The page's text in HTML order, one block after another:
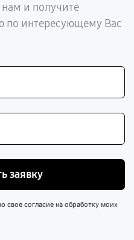
и получите
по интересующему Вас
заявку
свое согласие на обработку моих